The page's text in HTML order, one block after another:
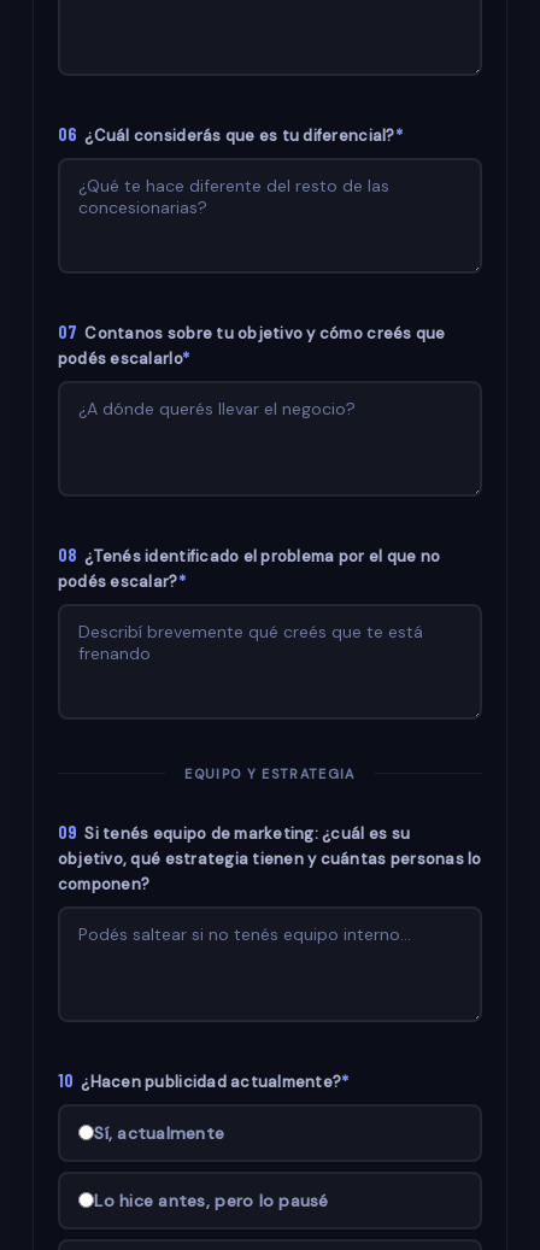
06 ¿Cuál considerás que es tu diferencial?*
07 Contanos sobre tu objetivo y cómo creés que
podés escalarlo*
08 ¿Tenés identificado el problema por el que no
podés escalar?*
EQUIPO Y ESTRATEGIA
09 Si tenés equipo de marketing: ¿cuál es su
objetivo, qué estrategia tienen y cuántas personas lo
componen?
10 ¿Hacen publicidad actualmente?*
Sí, actualmente
Lo hice antes, pero lo pausé